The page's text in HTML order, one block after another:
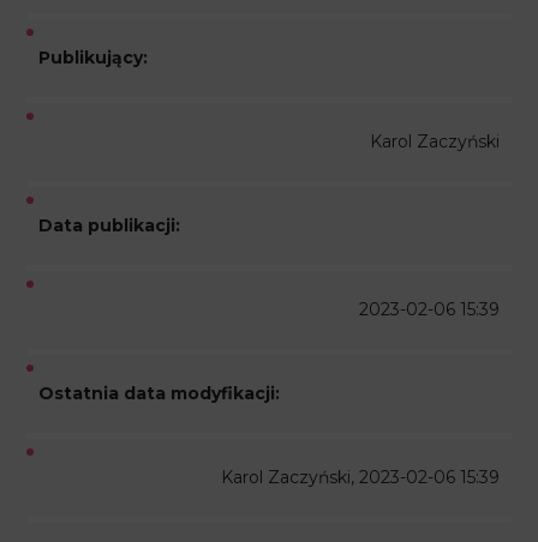
Publikujący:
Karol Zaczyński
Data publikacji:
2023-02-06 15:39
Ostatnia data modyfikacji:
Karol Zaczyński, 2023-02-06 15:39